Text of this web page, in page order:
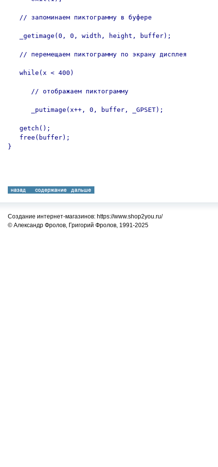
   // запоминаем пиктограмму в буфере
   _getimage(0, 0, width, height, buffer);
   // перемещаем пиктограмму по экрану дисплея
   while(x < 400)
      // отображаем пиктограмму
      _putimage(x++, 0, buffer, _GPSET);
   getch();
   free(buffer);
}
Создание интернет-магазинов: https://www.shop2you.ru/
© Александр Фролов, Григорий Фролов, 1991-2025